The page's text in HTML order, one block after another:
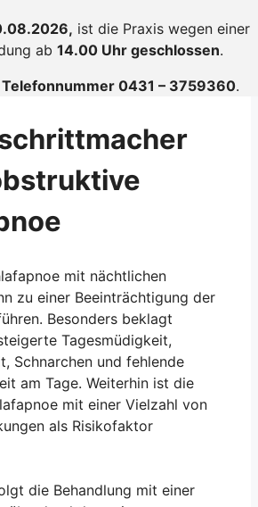
ist die Praxis wegen einer
ab 14.00 Uhr geschlossen.
0431 – 3759360.
mit nächtlichen
zu einer Beeinträchtigung der
Besonders beklagt
Tagesmüdigkeit,
Schnarchen und fehlende
am Tage. Weiterhin ist die
mit einer Vielzahl von
als Risikofaktor
die Behandlung mit einer